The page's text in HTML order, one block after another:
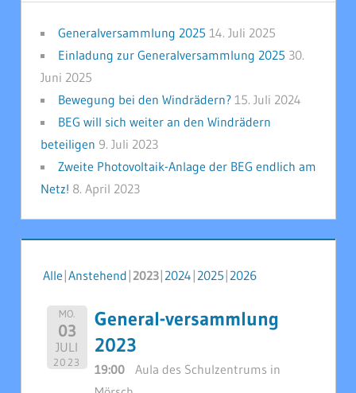
Generalversammlung 2025 14. Juli 2025
Einladung zur Generalversammlung 2025 30.
Juni 2025
Bewegung bei den Windrädern? 15. Juli 2024
BEG will sich weiter an den Windrädern
beteiligen 9. Juli 2023
Zweite Photovoltaik-Anlage der BEG endlich am
Netz! 8. April 2023
Alle Anstehend 2023 2024 2025 2026
MO.
03
JULI
2023
General-versammlung
2023
19:00
Aula des Schulzentrums in